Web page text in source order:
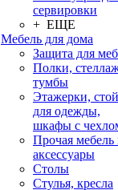
сервировки
+ ЕЩЕ
Мебель для дома
Защита для
Полки,
тумбы
Этажерки,
для одежды,
шкафы с
Прочая мебель
аксессуары
Столы
Стулья, кресла